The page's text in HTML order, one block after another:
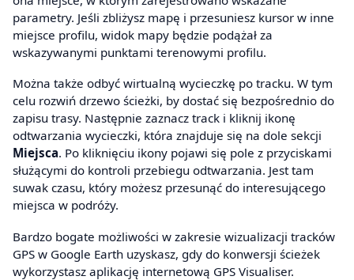
parametry. Jeśli zbliżysz mapę i przesuniesz kursor w inne
miejsce profilu, widok mapy będzie podążał za
wskazywanymi punktami terenowymi profilu.
Można także odbyć wirtualną wycieczkę po tracku. W tym
celu rozwiń drzewo ścieżki, by dostać się bezpośrednio do
zapisu trasy. Następnie zaznacz track i kliknij ikonę
odtwarzania wycieczki, która znajduje się na dole sekcji
Miejsca. Po kliknięciu ikony pojawi się pole z przyciskami
służącymi do kontroli przebiegu odtwarzania. Jest tam
suwak czasu, który możesz przesunąć do interesującego
miejsca w podróży.
Bardzo bogate możliwości w zakresie wizualizacji tracków
GPS w Google Earth uzyskasz, gdy do konwersji ścieżek
wykorzystasz aplikację internetową GPS Visualiser.